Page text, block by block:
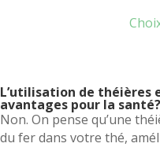
L’utilisation de théières
avantages pour la santé?
Non. On pense qu’une
du fer dans votre thé,